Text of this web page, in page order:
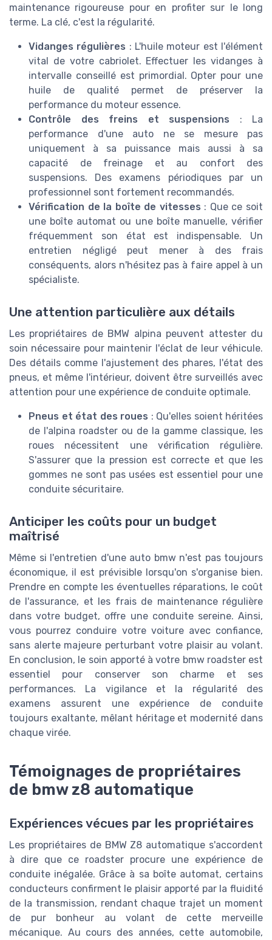
maintenance rigoureuse pour en profiter sur le long
terme. La clé, c'est la régularité.
Vidanges régulières : L'huile moteur est l'élément
vital de votre cabriolet. Effectuer les vidanges à
intervalle conseillé est primordial. Opter pour une
huile de qualité permet de préserver la
performance du moteur essence.
Contrôle des freins et suspensions : La
performance d'une auto ne se mesure pas
uniquement à sa puissance mais aussi à sa
capacité de freinage et au confort des
suspensions. Des examens périodiques par un
professionnel sont fortement recommandés.
Vérification de la boîte de vitesses : Que ce soit
une boîte automat ou une boîte manuelle, vérifier
fréquemment son état est indispensable. Un
entretien négligé peut mener à des frais
conséquents, alors n'hésitez pas à faire appel à un
spécialiste.
Une attention particulière aux détails
Les propriétaires de BMW alpina peuvent attester du
soin nécessaire pour maintenir l'éclat de leur véhicule.
Des détails comme l'ajustement des phares, l'état des
pneus, et même l'intérieur, doivent être surveillés avec
attention pour une expérience de conduite optimale.
Pneus et état des roues : Qu'elles soient héritées
de l'alpina roadster ou de la gamme classique, les
roues nécessitent une vérification régulière.
S'assurer que la pression est correcte et que les
gommes ne sont pas usées est essentiel pour une
conduite sécuritaire.
Anticiper les coûts pour un budget
maîtrisé
Même si l'entretien d'une auto bmw n'est pas toujours
économique, il est prévisible lorsqu'on s'organise bien.
Prendre en compte les éventuelles réparations, le coût
de l'assurance, et les frais de maintenance régulière
dans votre budget, offre une conduite sereine. Ainsi,
vous pourrez conduire votre voiture avec confiance,
sans alerte majeure perturbant votre plaisir au volant.
En conclusion, le soin apporté à votre bmw roadster est
essentiel pour conserver son charme et ses
performances. La vigilance et la régularité des
examens assurent une expérience de conduite
toujours exaltante, mêlant héritage et modernité dans
chaque virée.
Témoignages de propriétaires
de bmw z8 automatique
Expériences vécues par les propriétaires
Les propriétaires de BMW Z8 automatique s'accordent
à dire que ce roadster procure une expérience de
conduite inégalée. Grâce à sa boîte automat, certains
conducteurs confirment le plaisir apporté par la fluidité
de la transmission, rendant chaque trajet un moment
de pur bonheur au volant de cette merveille
mécanique. Au cours des années, cette automobile,